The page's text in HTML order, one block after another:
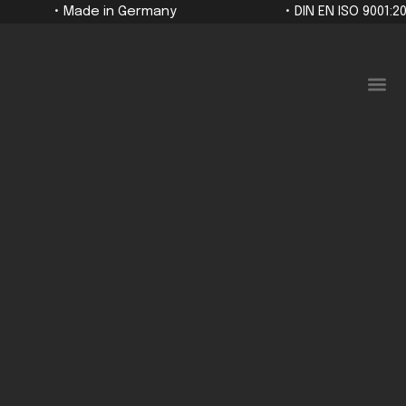
• Made in Germany • DIN EN ISO